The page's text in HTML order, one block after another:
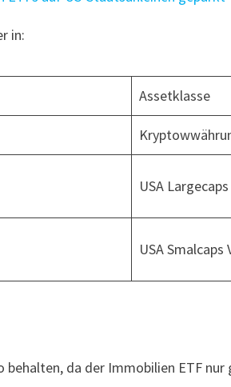
in:
Assetklasse
USA
USA Smalcaps
da der Immobilien ETF nur